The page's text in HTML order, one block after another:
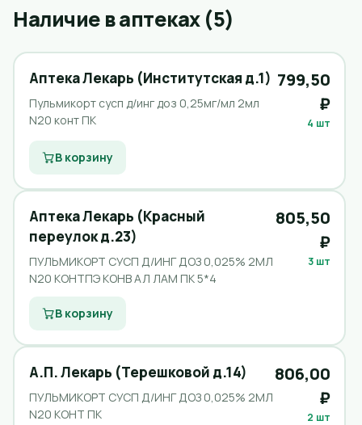
Наличие в аптеках (5)
Аптека Лекарь (Институтская д.1)
Пульмикорт сусп д/инг доз 0,25мг/мл 2мл
N20 конт ПК
799,50
₽
4 шт
В корзину
Аптека Лекарь (Красный
переулок д.23)
ПУЛЬМИКОРТ СУСП Д/ИНГ ДОЗ 0,025% 2МЛ
N20 КОНТПЭ КОНВ АЛ ЛАМ ПК 5*4
805,50
₽
3 шт
В корзину
А.П. Лекарь (Терешковой д.14)
ПУЛЬМИКОРТ СУСП Д/ИНГ ДОЗ 0,025% 2МЛ
N20 КОНТ ПК
806,00
₽
2 шт